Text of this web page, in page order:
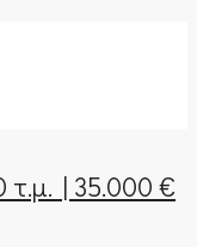
τ.μ. | 35.000 €